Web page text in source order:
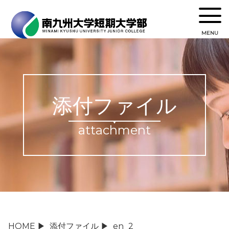
MENU
添付ファイル
attachment
HOME ▶ 添付ファイル ▶ en_2